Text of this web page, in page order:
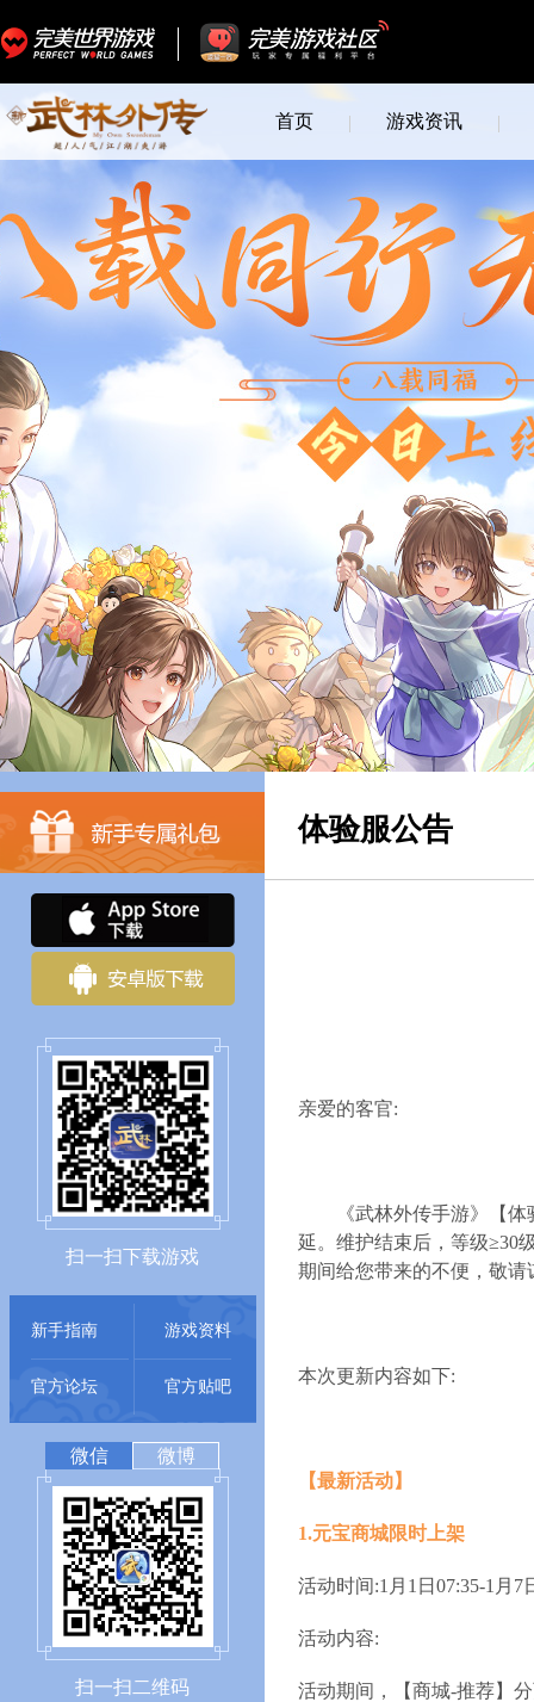
首页 游戏资讯
扫一扫下载游戏
新手指南 游戏资料
官方论坛 官方贴吧
微信 微博
扫一扫二维码
体验服公告
亲爱的客官:
《武林外传手游》【体
延。维护结束后，等级≥30
期间给您带来的不便，敬请
本次更新内容如下:
【最新活动】
1.元宝商城限时上架
活动时间:1月1日07:35-1月7
活动内容:
活动期间，【商城-推荐】